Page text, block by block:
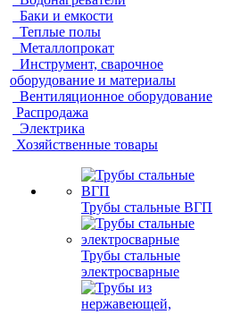
Баки и емкости
Теплые полы
Металлопрокат
Инструмент, сварочное
оборудование и материалы
Вентиляционное оборудование
Распродажа
Электрика
Хозяйственные товары
Трубы стальные ВГП
Трубы стальные
электросварные